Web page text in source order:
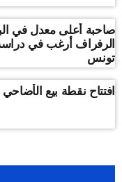
صاحبة أعلى معدل
الرفراف أرغب في
تونس
افتتاح نقطة بيع